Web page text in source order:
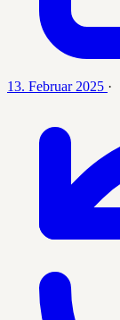
13. Februar 2025 ·